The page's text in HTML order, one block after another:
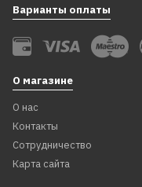
Варианты оплаты
О магазине
О нас
Контакты
Сотрудничество
Карта сайта